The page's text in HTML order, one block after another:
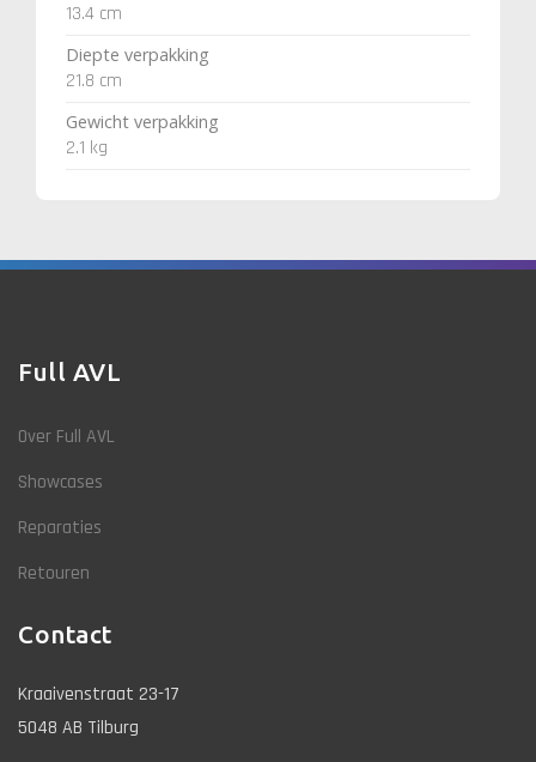
13.4 cm
Diepte verpakking
21.8 cm
Gewicht verpakking
2.1 kg
Full AVL
Over Full AVL
Showcases
Reparaties
Retouren
Contact
Kraaivenstraat 23-17
5048 AB Tilburg